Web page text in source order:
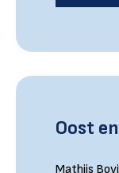
Oost
Mathijs